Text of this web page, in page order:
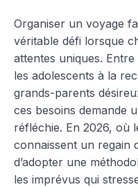
Organiser un voyage
véritable défi lorsque
attentes uniques.
les adolescents à la
grands-parents
ces besoins demande
réfléchie. En 2026, où
connaissent un regain
d’adopter une
les imprévus qui